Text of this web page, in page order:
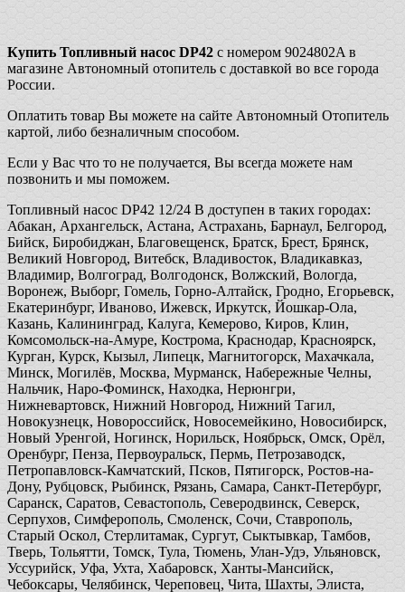
Купить Топливный насос DP42 с номером 9024802A в
магазине Автономный отопитель с доставкой во все города
России.
Оплатить товар Вы можете на сайте Автономный Отопитель
картой, либо безналичным способом.
Если у Вас что то не получается, Вы всегда можете нам
позвонить и мы поможем.
Топливный насос DP42 12/24 В доступен в таких городах:
Абакан, Архангельск, Астана, Астрахань, Барнаул, Белгород,
Бийск, Биробиджан, Благовещенск, Братск, Брест, Брянск,
Великий Новгород, Витебск, Владивосток, Владикавказ,
Владимир, Волгоград, Волгодонск, Волжский, Вологда,
Воронеж, Выборг, Гомель, Горно-Алтайск, Гродно, Егорьевск,
Екатеринбург, Иваново, Ижевск, Иркутск, Йошкар-Ола,
Казань, Калининград, Калуга, Кемерово, Киров, Клин,
Комсомольск-на-Амуре, Кострома, Краснодар, Красноярск,
Курган, Курск, Кызыл, Липецк, Магнитогорск, Махачкала,
Минск, Могилёв, Москва, Мурманск, Набережные Челны,
Нальчик, Наро-Фоминск, Находка, Нерюнгри,
Нижневартовск, Нижний Новгород, Нижний Тагил,
Новокузнецк, Новороссийск, Новосемейкино, Новосибирск,
Новый Уренгой, Ногинск, Норильск, Ноябрьск, Омск, Орёл,
Оренбург, Пенза, Первоуральск, Пермь, Петрозаводск,
Петропавловск-Камчатский, Псков, Пятигорск, Ростов-на-
Дону, Рубцовск, Рыбинск, Рязань, Самара, Санкт-Петербург,
Саранск, Саратов, Севастополь, Северодвинск, Северск,
Серпухов, Симферополь, Смоленск, Сочи, Ставрополь,
Старый Оскол, Стерлитамак, Сургут, Сыктывкар, Тамбов,
Тверь, Тольятти, Томск, Тула, Тюмень, Улан-Удэ, Ульяновск,
Уссурийск, Уфа, Ухта, Хабаровск, Ханты-Мансийск,
Чебоксары, Челябинск, Череповец, Чита, Шахты, Элиста,